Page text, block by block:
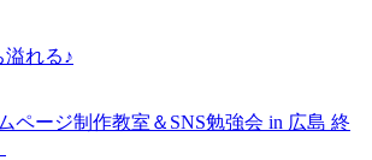
溢れる♪
ページ制作教室＆SNS勉強会 in 広島 終